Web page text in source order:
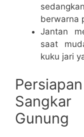
berwarna
Jantan
saat
kuku jari
Gunung